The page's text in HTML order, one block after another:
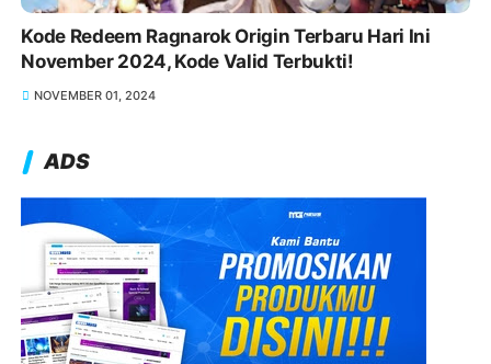
Kode Redeem Ragnarok Origin Terbaru Hari Ini
November 2024, Kode Valid Terbukti!
NOVEMBER 01, 2024
ADS